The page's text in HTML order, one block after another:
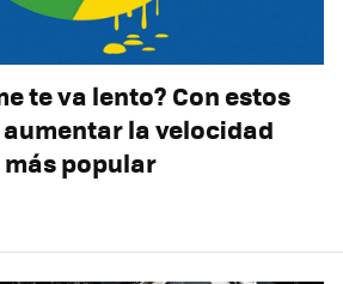
te va lento? Con estos
la velocidad
popular